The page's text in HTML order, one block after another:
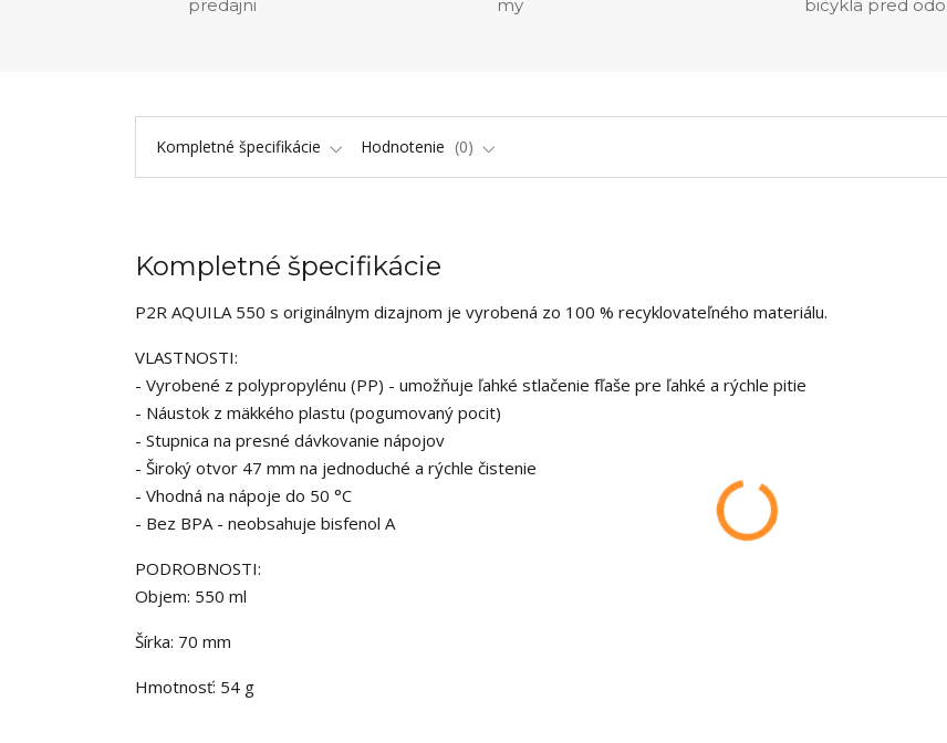
predajni
my
bicykla pred
Kompletné špecifikácie Hodnotenie 0
Kompletné špecifikácie
P2R AQUILA 550 s originálnym dizajnom je vyrobená zo 100 % recyklovateľného materiálu.
VLASTNOSTI:
- Vyrobené z polypropylénu (PP) - umožňuje ľahké stlačenie fľaše pre ľahké a rýchle pitie
- Náustok z mäkkého plastu (pogumovaný pocit)
- Stupnica na presné dávkovanie nápojov
- Široký otvor 47 mm na jednoduché a rýchle čistenie
- Vhodná na nápoje do 50 °C
- Bez BPA - neobsahuje bisfenol A
PODROBNOSTI:
Objem: 550 ml
Šírka: 70 mm
Hmotnosť: 54 g